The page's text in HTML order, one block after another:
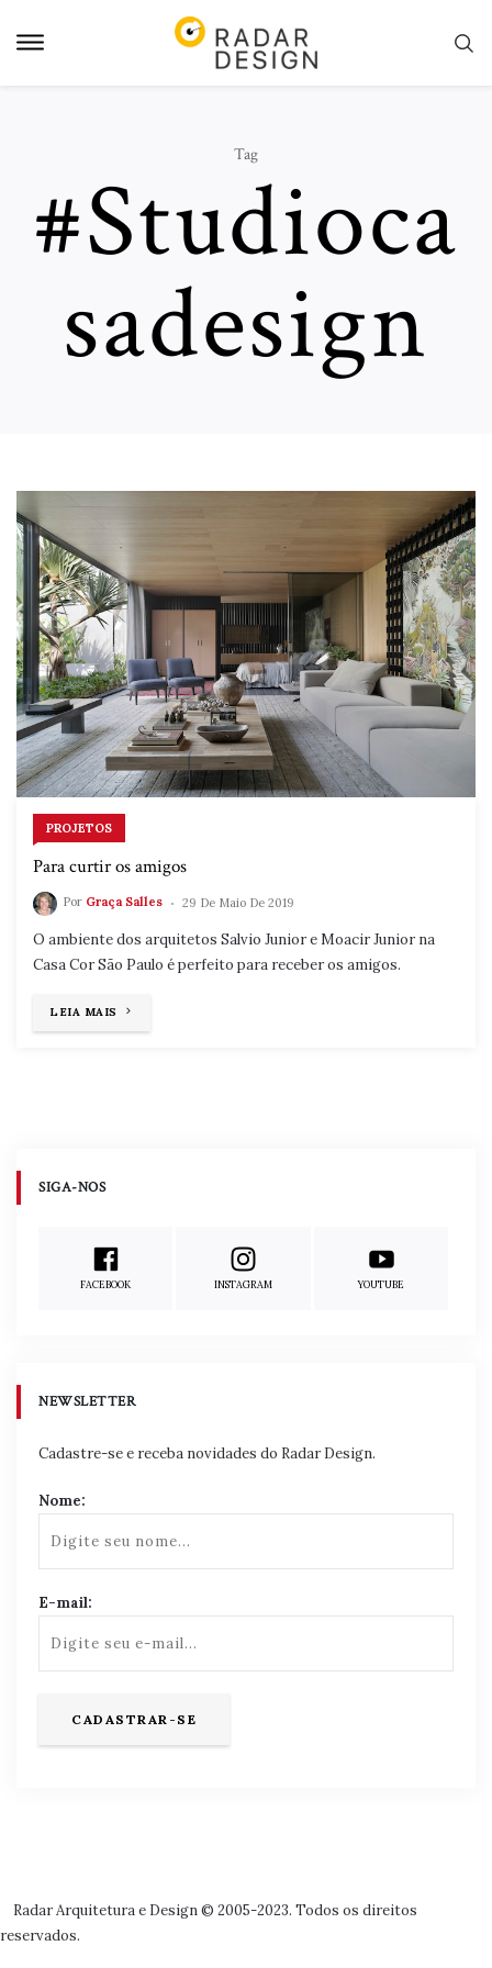
para
Tag
#studioca
Sadesign
PROJETOS
Para curtir os amigos
Por Graça Salles 29 De Maio De 2019
O ambiente dos arquitetos Salvio Junior e Moacir Junior na
Casa Cor São Paulo é perfeito para receber os amigos.
LEIA MAIS
Publicaoes
SIGA-NOS
FACEBOOK INSTAGRAM YOUTUBE
NEWSLETTER
Cadastre-se e receba novidades do Radar Design.
Nome:
E-mail:
Radar Arquitetura e Design © 2005-2023. Todos os direitos
reservados.